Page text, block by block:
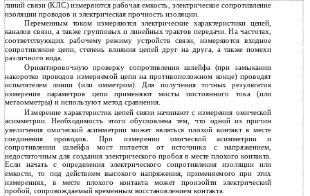
линий связи (КЛС) измеряются рабочая емкость, электрическое сопротивление
изоляции проводов и электрическая прочность изоляции.
Переменным током измеряются электрические характеристики цепей,
каналов связи, а также групповых и линейных трактов передачи. На частотах,
соответствующих рабочему режиму устройств связи, измеряются входное
сопротивление цепи, степень влияния цепей друг на друга, а также помехи
различного вида.
Ориентировочную проверку сопротивления шлейфа (при замыкании
накоротко проводов измеряемой цепи на противоположном конце) проводят
испытателем линии (или омметром). Для получения точных результатов
измерения параметров цепи применяют мосты постоянного тока (или
мегаомметры) и используют метод сравнения.
Измерение характеристик цепей связи начинают с измерения омической
асимметрии. Необходимость этого обусловлена тем, что одной из причин
увеличения омической асимметрии может являться плохой контакт в месте
соединения проводов. При измерении омической асимметрии и
сопротивлении шлейфа мост питается от источника с напряжением,
недостаточным для создания электрического пробоя в месте плохого контакта.
Если начать с определения электрического сопротивления изоляции или
емкости, то под действием высокого напряжения, применяемого при этих
измерениях, в месте плохого контакта может произойти электрический
пробой, сопровождаемый временным восстановлением контакта.